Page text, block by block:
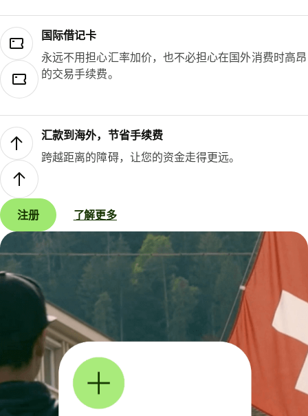
国际借记卡
永远不用担心汇率加价，也不必担心在国外消费时高昂
的交易手续费。
汇款到海外，节省手续费
跨越距离的障碍，让您的资金走得更远。
注册 了解更多